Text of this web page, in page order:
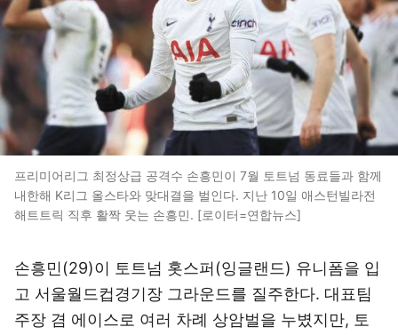
프리미어리그 최정상급 공격수 손흥민이 7월 토트넘 동료들과 함께
내한해 K리그 올스타와 맞대결을 벌인다. 지난 10일 애스턴빌라전
해트트릭 직후 활짝 웃는 손흥민. [로이터=연합뉴스]
손흥민(29)이 토트넘 홋스퍼(잉글랜드) 유니폼을 입
고 서울월드컵경기장 그라운드를 질주한다. 대표팀
주장 겸 에이스로 여러 차례 상암벌을 누볐지만, 토